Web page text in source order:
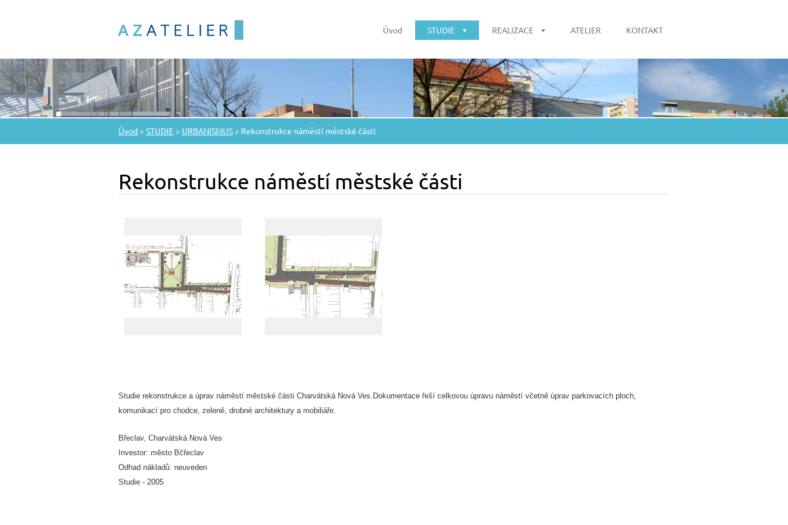
Úvod STUDIE REALIZACE ATELIER KONTAKT
Úvod > STUDIE > URBANISMUS > Rekonstrukce náměstí městské části
Rekonstrukce náměstí městské části
Studie rekonstrukce a úprav náměstí městské části Charvátská Nová Ves.Dokumentace řeší celkovou úpravu náměstí včetně úprav parkovacích ploch,
komunikací pro chodce, zeleně, drobné architektury a mobiliáře.
Břeclav, Charvátská Nová Ves
Investor: město Bčřeclav
Odhad nákladů: neuveden
Studie - 2005